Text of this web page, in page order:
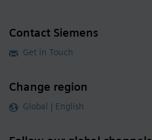
Contact Siemens
Get in Touch
Change region
Global | English